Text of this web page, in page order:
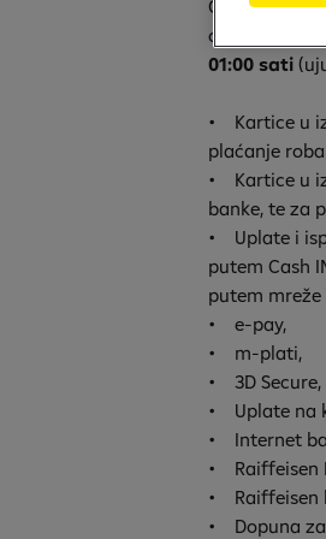
od
01:00 sati
• Kartice u
plaćanje
• Kartice u
banke, te za
• Uplate i
putem Cash
putem
• e-pay,
• m-plati,
• 3D Secure,
• Uplate na
• Internet
• Raiffeisen
• Raiffeisen
• Dopuna